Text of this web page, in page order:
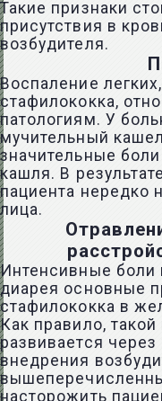
Такие признаки
присутствия в
возбудителя.
Воспаление
стафилококка,
патологиям. У
мучительный
значительные
кашля. В
пациента нередко
лица.
Интенсивные боли
диарея основные
стафилококка в
Как правило,
развивается
внедрения
насторожить